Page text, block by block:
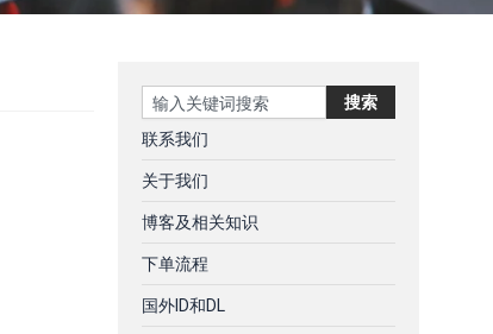
Search 搜索
联系我们
关于我们
博客及相关知识
下单流程
国外ID和DL